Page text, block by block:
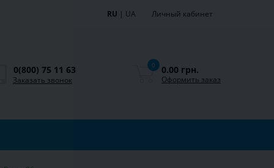
RU | UA Личный кабинет
0(800) 75 11 63
Заказать звонок
0 0.00 грн.
Оформить заказ